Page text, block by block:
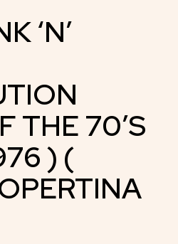
‘N’
THE 70’S
) (